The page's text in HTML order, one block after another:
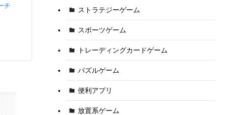
チ
ストラテジーゲーム
スポーツゲーム
トレーディングカードゲーム
パズルゲーム
便利アプリ
放置系ゲーム